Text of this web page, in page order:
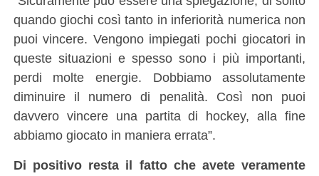
quando giochi così tanto in inferiorità numerica non
puoi vincere. Vengono impiegati pochi giocatori in
queste situazioni e spesso sono i più importanti,
perdi molte energie. Dobbiamo assolutamente
diminuire il numero di penalità. Così non puoi
davvero vincere una partita di hockey, alla fine
abbiamo giocato in maniera errata”.
Di positivo resta il fatto che avete veramente